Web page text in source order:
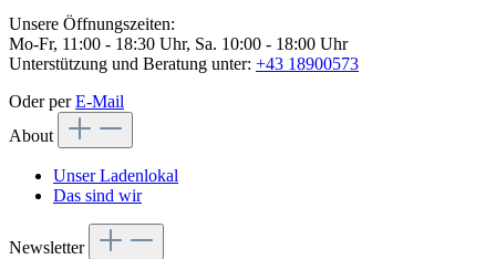
Unsere Öffnungszeiten:
Mo-Fr, 11:00 - 18:30 Uhr, Sa. 10:00 - 18:00 Uhr
Unterstützung und Beratung unter: +43 18900573
Oder perE-Mail
About
Unser Ladenlokal
Das sind wir
Newsletter